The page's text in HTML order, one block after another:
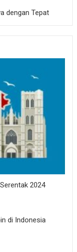
dengan Tepat
2024
di Indonesia